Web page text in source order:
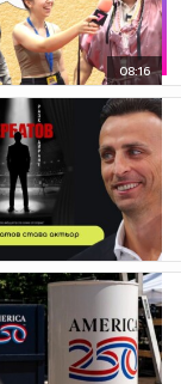
08:16